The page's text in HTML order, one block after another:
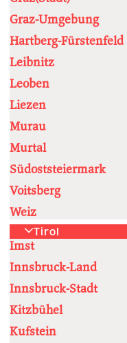
Graz-Umgebung
Hartberg-Fürstenfeld
Leibnitz
Leoben
Liezen
Murau
Murtal
Südoststeiermark
Voitsberg
Weiz
Tirol
Imst
Innsbruck-Land
Innsbruck-Stadt
Kitzbühel
Kufstein